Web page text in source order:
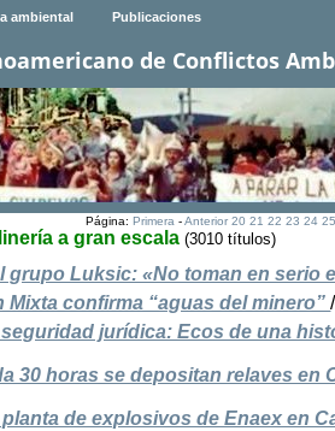
ambiental Publicaciones
de Conflictos
Página: Primera-Anterior 20 21 22 23 24 25
a gran escala (3010 títulos)
grupo Luksic: «No toman en serio
confirma “aguas del minero”/
jurídica: Ecos de una
30 horas se depositan relaves en
de explosivos de Enaex en